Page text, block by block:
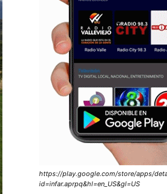
https://play.google.com/store/apps/
id=infar.aprpq&hl=en_US&gl=US